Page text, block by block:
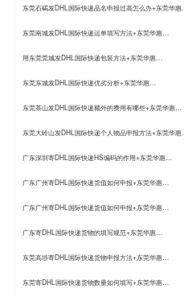
东莞石碣发DHL国际快递品名申报过高怎么办+东莞华惠…
东莞南城发DHL国际快递运单填写方法+东莞华惠…
用东莞莞城发DHL国际快递包装方法+东莞华惠…
东莞东城发DHL国际快递优劣分析+东莞华惠…
东莞茶山发DHL国际快递额外的费用有哪些+东莞华惠…
东莞大岭山发DHL国际快递个人物品申报方法+东莞华惠…
广东深圳寄DHL国际快递HS编码的作用+东莞华惠…
广东广州寄DHL国际快递货值如何申报+东莞华惠…
广东广州寄DHL国际快递货值如何申报+东莞华惠…
广东寄DHL国际快递货物的填写规范+东莞华惠…
东莞高埗寄DHL国际快递货物申报方法+东莞华惠…
东莞寄DHL国际快递货物数量如何填写+东莞华惠…